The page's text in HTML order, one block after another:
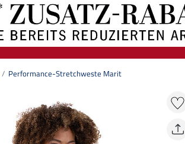
Performance-Stretchweste Marit